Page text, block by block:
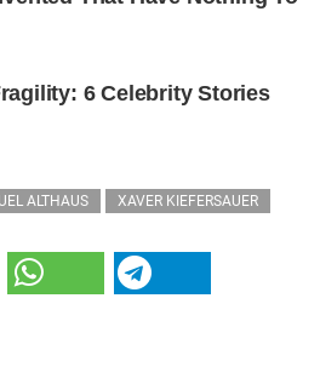
ALTHAUS XAVER KIEFERSAUER